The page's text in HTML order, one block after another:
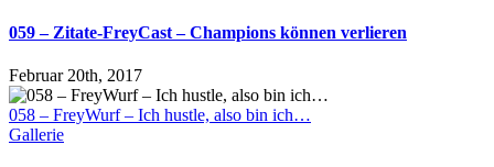
059 – Zitate-FreyCast – Champions können verlieren
Februar 20th, 2017
058 – FreyWurf – Ich hustle, also bin ich…
Gallerie